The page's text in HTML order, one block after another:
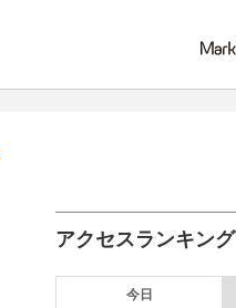
アクセスランキング
今日